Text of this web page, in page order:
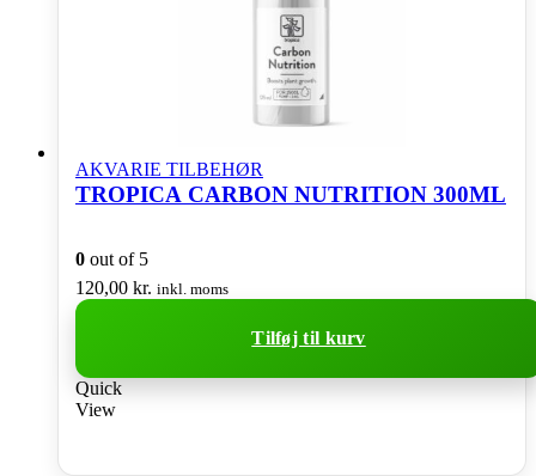
AKVARIE TILBEHØR
TROPICA CARBON NUTRITION 300ML
0 out of 5
120,00 kr. inkl. moms
Tilføj til kurv
Quick
View